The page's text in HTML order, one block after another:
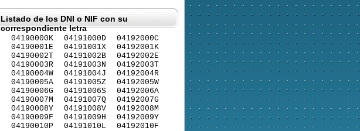
Listado de los DNI o NIF con su
correspondiente letra
04190000K
04190001E
04190002T
04190003R
04190004W
04190005A
04190006G
04190007M
04190008Y
04190009F
04190010P
04191000D
04191001X
04191002B
04191003N
04191004J
04191005Z
04191006S
04191007Q
04191008V
04191009H
04191010L
04192000C
04192001K
04192002E
04192003T
04192004R
04192005W
04192006A
04192007G
04192008M
04192009Y
04192010F